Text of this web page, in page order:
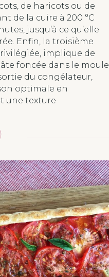
de haricots ou de
de la cuire à 200 °C
jusqu’à ce qu’elle
Enfin, la troisième
implique de
foncée dans le moule
du congélateur,
optimale en
une texture